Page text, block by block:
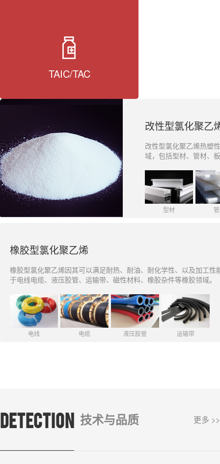
TAIC/TAC
改性型氯化聚乙
改性型氯化聚乙烯热塑
域，包括型材、管材、
型材
橡胶型氯化聚乙烯
橡胶型氯化聚乙烯因其可以满足耐热、耐油、耐化学性、以及加工性
于电线电缆、液压胶管、运输带、磁性材料、橡胶杂件等橡胶领域。
电线 电缆 液压胶管 运输带
DETECTION 技术与品质 更多 >>
流变测试仪